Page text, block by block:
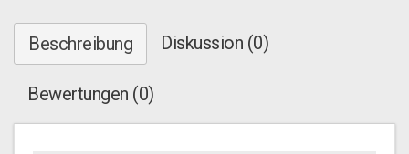
Beschreibung Diskussion (0)
Bewertungen (0)